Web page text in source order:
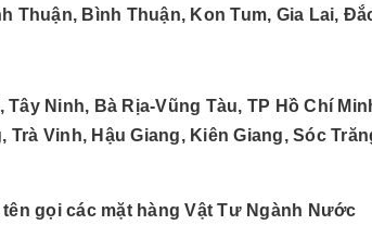
Thuận, Bình Thuận, Kon Tum, Gia Lai,
Ninh, Bà Rịa-Vũng Tàu, TP Hồ Chí
Vinh, Hậu Giang, Kiên Giang, Sóc
gọi các mặt hàng Vật Tư Ngành Nước